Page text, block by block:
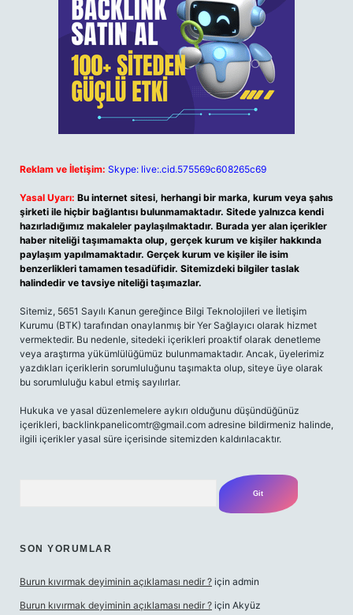
Reklam ve İletişim: Skype: live:.cid.575569c608265c69
Yasal Uyarı: Bu internet sitesi, herhangi bir marka, kurum veya şahıs
şirketi ile hiçbir bağlantısı bulunmamaktadır. Sitede yalnızca kendi
hazırladığımız makaleler paylaşılmaktadır. Burada yer alan içerikler
haber niteliği taşımamakta olup, gerçek kurum ve kişiler hakkında
paylaşım yapılmamaktadır. Gerçek kurum ve kişiler ile isim
benzerlikleri tamamen tesadüfidir. Sitemizdeki bilgiler taslak
halindedir ve tavsiye niteliği taşımazlar.
Sitemiz, 5651 Sayılı Kanun gereğince Bilgi Teknolojileri ve İletişim
Kurumu (BTK) tarafından onaylanmış bir Yer Sağlayıcı olarak hizmet
vermektedir. Bu nedenle, sitedeki içerikleri proaktif olarak denetleme
veya araştırma yükümlülüğümüz bulunmamaktadır. Ancak, üyelerimiz
yazdıkları içeriklerin sorumluluğunu taşımakta olup, siteye üye olarak
bu sorumluluğu kabul etmiş sayılırlar.
Hukuka ve yasal düzenlemelere aykırı olduğunu düşündüğünüz
içerikleri, backlinkpanelicomtr@gmail.com adresine bildirmeniz halinde,
ilgili içerikler yasal süre içerisinde sitemizden kaldırılacaktır.
SON YORUMLAR
Burun kıvırmak deyiminin açıklaması nedir ? için admin
Burun kıvırmak deyiminin açıklaması nedir ? için Akyüz